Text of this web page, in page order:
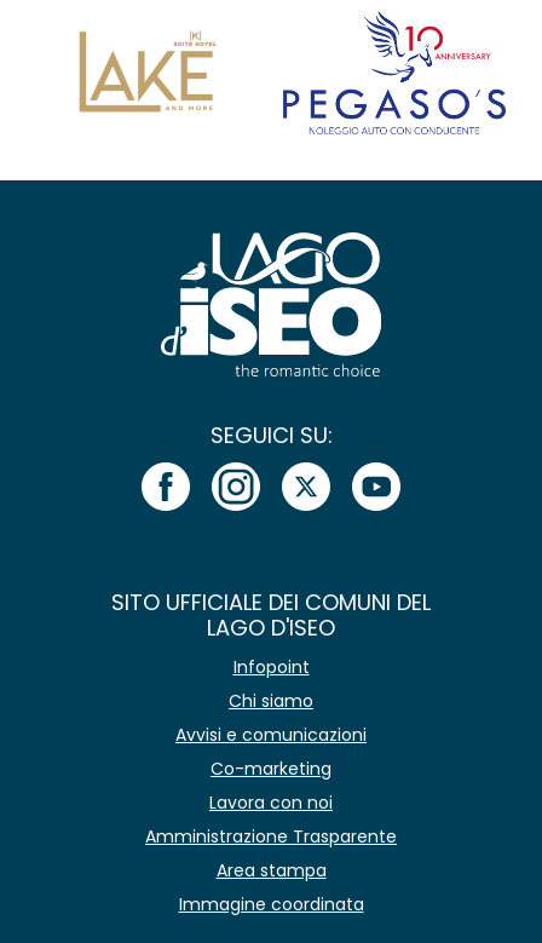
SEGUICI SU:
SITO UFFICIALE DEI COMUNI DEL
LAGO D'ISEO
Infopoint
Chi siamo
Avvisi e comunicazioni
Co-marketing
Lavora con noi
Amministrazione Trasparente
Area stampa
Immagine coordinata